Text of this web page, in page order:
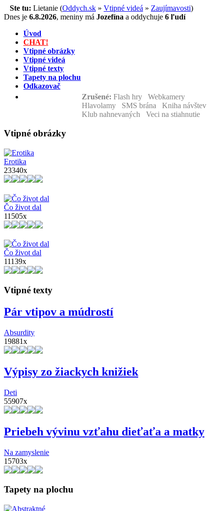
Ste tu: Lietanie (Oddych.sk » Vtipné videá » Zaujímavosti)
Dnes je 6.8.2026, meniny má Jozefína a oddychuje 6 ľudí
Úvod
CHAT!
Vtipné obrázky
Vtipné videá
Vtipné texty
Tapety na plochu
Odkazovač
Zrušené: Flash hry Webkamery
Hlavolamy SMS brána Kniha návštev
Klub nahnevaných Veci na stiahnutie
Vtipné obrázky
Erotika
23340x
Čo život dal
11505x
Čo život dal
11139x
Vtipné texty
Pár vtipov a múdrostí
Absurdity
19881x
Výpisy zo žiackych knižiek
Deti
55907x
Priebeh vývinu vzťahu dieťaťa a matky
Na zamyslenie
15703x
Tapety na plochu